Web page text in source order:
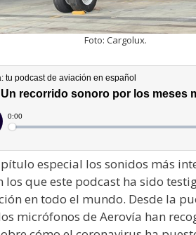
Foto: Cargolux.
especial los sonidos más
los que este podcast ha sido
en todo el mundo. Desde la
micrófonos de Aerovía han